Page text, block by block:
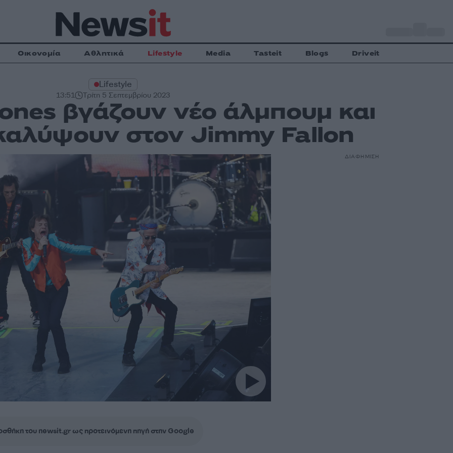
Οικονομία Αθλητικά Lifestyle Media Tasteit Blogs Driveit
Lifestyle
13:51 Τρίτη 5 Σεπτεμβρίου 2023
βγάζουν νέο άλμπουμ και
στον Jimmy Fallon
του newsit.gr ως προτεινόμενη πηγή στην Google
ΔΙΑΦΗΜΙΣΗ